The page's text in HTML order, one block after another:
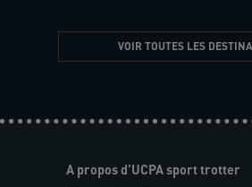
VOIR TOUTES LES
A propos d'UCPA sport trotter